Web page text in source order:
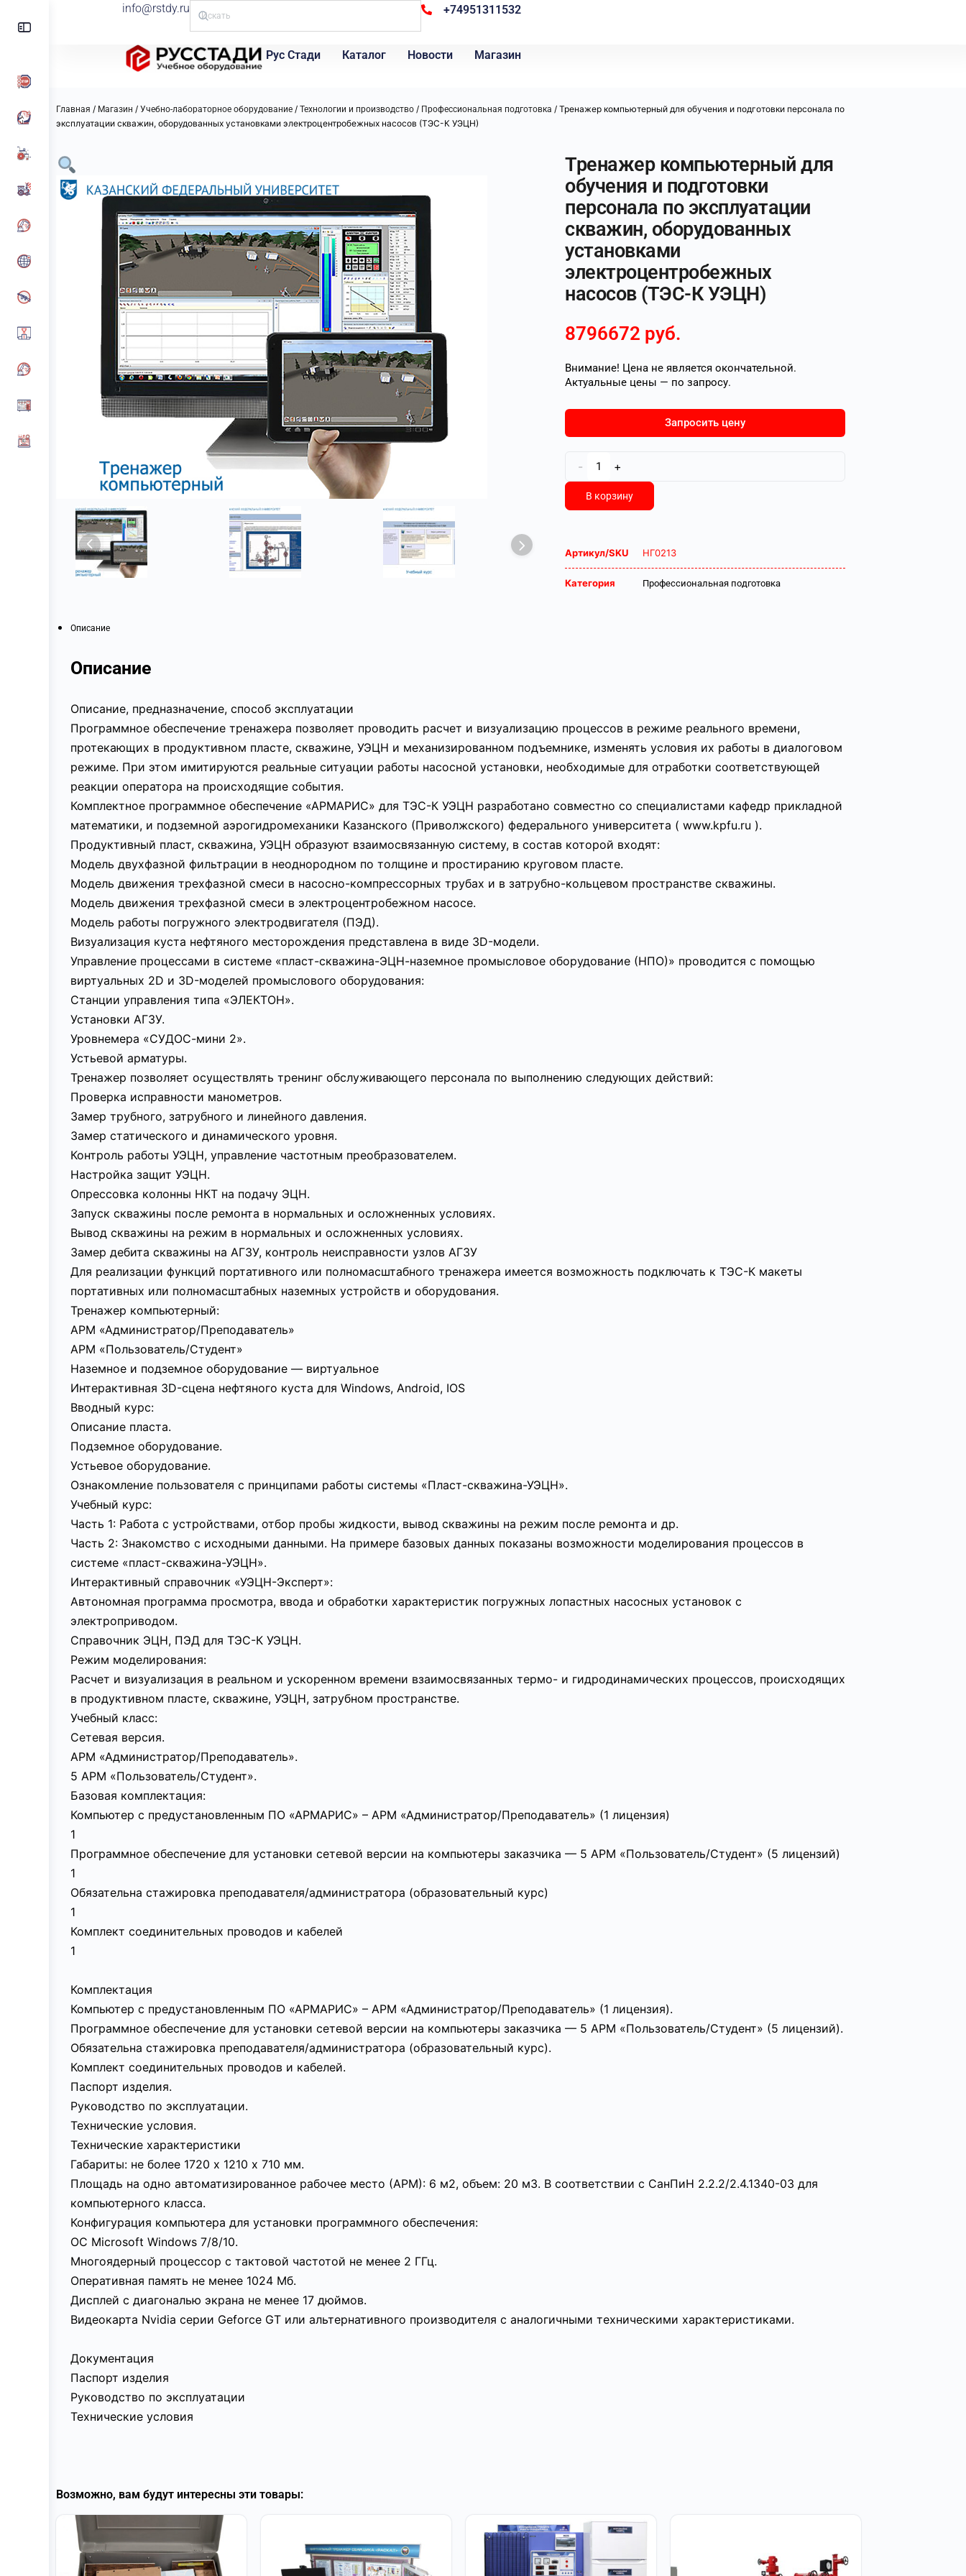
info@rstdy.ru +74951311532
Рус Стади Каталог Новости Магазин
Главная / Магазин / Учебно-лабораторное оборудование / Технологии и производство / Профессиональная подготовка / Тренажер компьютерный для обучения и подготовки персонала по
эксплуатации скважин, оборудованных установками электроцентробежных насосов (ТЭС-К УЭЦН)
Тренажер компьютерный для
обучения и подготовки
персонала по эксплуатации
скважин, оборудованных
установками
электроцентробежных
насосов (ТЭС-К УЭЦН)
8796672 руб.
Внимание! Цена не является окончательной.
Актуальные цены — по запросу.
Запросить цену
- +
В корзину
Артикул/SKU НГ0213
Категория Профессиональная подготовка
Описание
Описание
Описание, предназначение, способ эксплуатации
Программное обеспечение тренажера позволяет проводить расчет и визуализацию процессов в режиме реального времени,
протекающих в продуктивном пласте, скважине, УЭЦН и механизированном подъемнике, изменять условия их работы в диалоговом
режиме. При этом имитируются реальные ситуации работы насосной установки, необходимые для отработки соответствующей
реакции оператора на происходящие события.
Комплектное программное обеспечение «АРМАРИС» для ТЭС-К УЭЦН разработано совместно со специалистами кафедр прикладной
математики, и подземной аэрогидромеханики Казанского (Приволжского) федерального университета ( www.kpfu.ru ).
Продуктивный пласт, скважина, УЭЦН образуют взаимосвязанную систему, в состав которой входят:
Модель двухфазной фильтрации в неоднородном по толщине и простиранию круговом пласте.
Модель движения трехфазной смеси в насосно-компрессорных трубах и в затрубно-кольцевом пространстве скважины.
Модель движения трехфазной смеси в электроцентробежном насосе.
Модель работы погружного электродвигателя (ПЭД).
Визуализация куста нефтяного месторождения представлена в виде 3D-модели.
Управление процессами в системе «пласт-скважина-ЭЦН-наземное промысловое оборудование (НПО)» проводится с помощью
виртуальных 2D и 3D-моделей промыслового оборудования:
Станции управления типа «ЭЛЕКТОН».
Установки АГЗУ.
Уровнемера «СУДОС-мини 2».
Устьевой арматуры.
Тренажер позволяет осуществлять тренинг обслуживающего персонала по выполнению следующих действий:
Проверка исправности манометров.
Замер трубного, затрубного и линейного давления.
Замер статического и динамического уровня.
Контроль работы УЭЦН, управление частотным преобразователем.
Настройка защит УЭЦН.
Опрессовка колонны НКТ на подачу ЭЦН.
Запуск скважины после ремонта в нормальных и осложненных условиях.
Вывод скважины на режим в нормальных и осложненных условиях.
Замер дебита скважины на АГЗУ, контроль неисправности узлов АГЗУ
Для реализации функций портативного или полномасштабного тренажера имеется возможность подключать к ТЭС-К макеты
портативных или полномасштабных наземных устройств и оборудования.
Тренажер компьютерный:
АРМ «Администратор/Преподаватель»
АРМ «Пользователь/Студент»
Наземное и подземное оборудование — виртуальное
Интерактивная 3D-сцена нефтяного куста для Windows, Android, IOS
Вводный курс:
Описание пласта.
Подземное оборудование.
Устьевое оборудование.
Ознакомление пользователя с принципами работы системы «Пласт-скважина-УЭЦН».
Учебный курс:
Часть 1: Работа с устройствами, отбор пробы жидкости, вывод скважины на режим после ремонта и др.
Часть 2: Знакомство с исходными данными. На примере базовых данных показаны возможности моделирования процессов в
системе «пласт-скважина-УЭЦН».
Интерактивный справочник «УЭЦН-Эксперт»:
Автономная программа просмотра, ввода и обработки характеристик погружных лопастных насосных установок с
электроприводом.
Справочник ЭЦН, ПЭД для ТЭС-К УЭЦН.
Режим моделирования:
Расчет и визуализация в реальном и ускоренном времени взаимосвязанных термо- и гидродинамических процессов, происходящих
в продуктивном пласте, скважине, УЭЦН, затрубном пространстве.
Учебный класс:
Сетевая версия.
АРМ «Администратор/Преподаватель».
5 АРМ «Пользователь/Студент».
Базовая комплектация:
Компьютер с предустановленным ПО «АРМАРИС» – АРМ «Администратор/Преподаватель» (1 лицензия)
1
Программное обеспечение для установки сетевой версии на компьютеры заказчика — 5 АРМ «Пользователь/Студент» (5 лицензий)
1
Обязательна стажировка преподавателя/администратора (образовательный курс)
1
Комплект соединительных проводов и кабелей
1
Комплектация
Компьютер с предустановленным ПО «АРМАРИС» – АРМ «Администратор/Преподаватель» (1 лицензия).
Программное обеспечение для установки сетевой версии на компьютеры заказчика — 5 АРМ «Пользователь/Студент» (5 лицензий).
Обязательна стажировка преподавателя/администратора (образовательный курс).
Комплект соединительных проводов и кабелей.
Паспорт изделия.
Руководство по эксплуатации.
Технические условия.
Технические характеристики
Габариты: не более 1720 х 1210 х 710 мм.
Площадь на одно автоматизированное рабочее место (АРМ): 6 м2, объем: 20 м3. В соответствии с СанПиН 2.2.2/2.4.1340-03 для
компьютерного класса.
Конфигурация компьютера для установки программного обеспечения:
OC Microsoft Windows 7/8/10.
Многоядерный процессор с тактовой частотой не менее 2 ГГц.
Оперативная память не менее 1024 Мб.
Дисплей с диагональю экрана не менее 17 дюймов.
Видеокарта Nvidia серии Geforce GT или альтернативного производителя с аналогичными техническими характеристиками.
Документация
Паспорт изделия
Руководство по эксплуатации
Технические условия
Возможно, вам будут интересны эти товары: